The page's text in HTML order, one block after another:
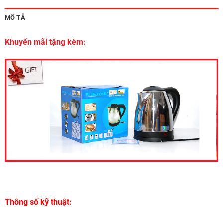
MÔ TẢ
Khuyến mãi tặng kèm:
Thông số kỹ thuật: